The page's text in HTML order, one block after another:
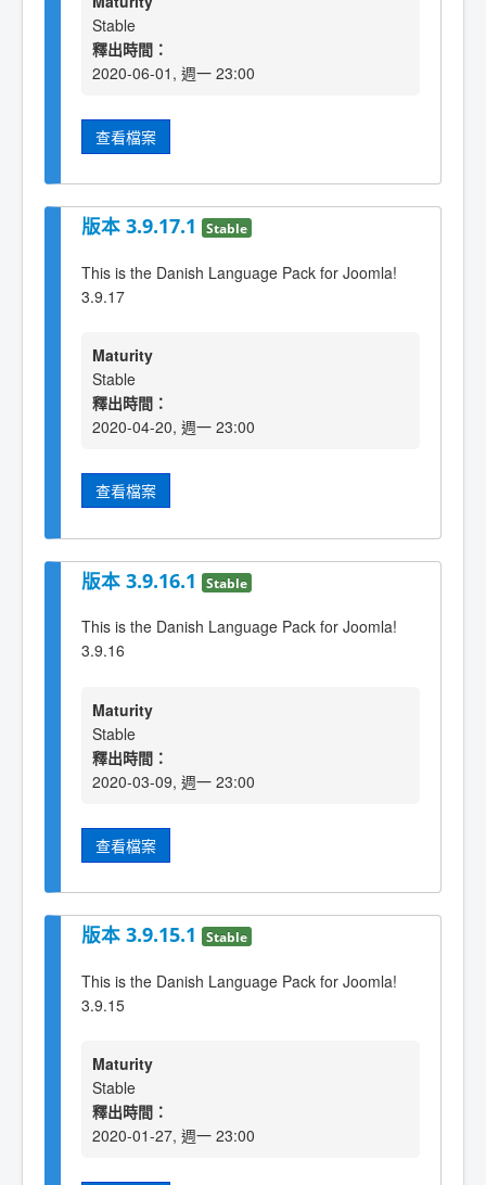
Stable
釋出時間：
2020-06-01, 週一 23:00
查看檔案
版本 3.9.17.1 Stable
This is the Danish Language Pack for Joomla!
3.9.17
Maturity
Stable
釋出時間：
2020-04-20, 週一 23:00
查看檔案
版本 3.9.16.1 Stable
This is the Danish Language Pack for Joomla!
3.9.16
Maturity
Stable
釋出時間：
2020-03-09, 週一 23:00
查看檔案
版本 3.9.15.1 Stable
This is the Danish Language Pack for Joomla!
3.9.15
Maturity
Stable
釋出時間：
2020-01-27, 週一 23:00